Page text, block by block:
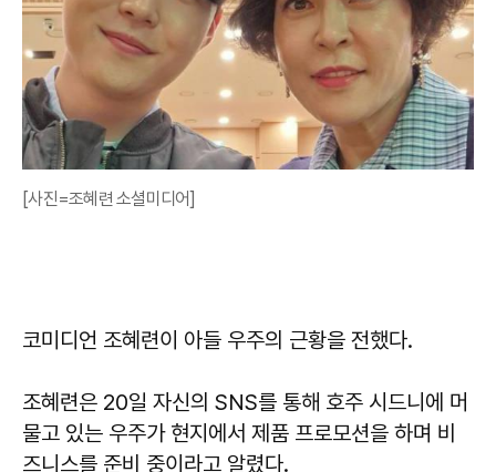
[사진=조혜련 소셜미디어]
코미디언 조혜련이 아들 우주의 근황을 전했다.
조혜련은 20일 자신의 SNS를 통해 호주 시드니에 머
물고 있는 우주가 현지에서 제품 프로모션을 하며 비
즈니스를 준비 중이라고 알렸다.